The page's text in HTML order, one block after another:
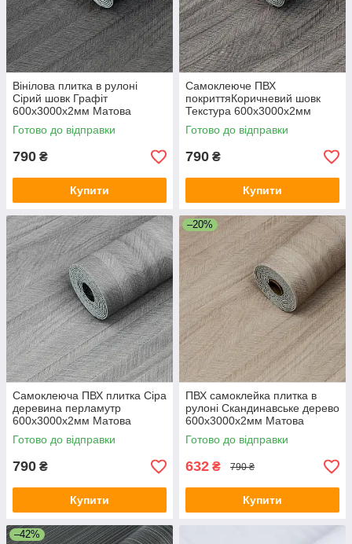
Вінілова плитка в рулоні
Сірий шовк Графіт
600х3000х2мм Матова
самоклеюча ПВХ декор стін
SW-00002025
Готово до відправки
790 ₴
Купити
Самоклеюче ПВХ
покриттяКоричневий шовк
Текстура 600х3000х2мм
Матова вінілова плитка для
стін SW-00002026
Готово до відправки
790 ₴
Купити
Самоклеюча ПВХ плитка Сіра
деревина перламутр
600х3000х2мм Матова
вініловий декор для стін SW-
00002027
Готово до відправки
790 ₴
Купити
–20%
ПВХ самоклейка плитка в
рулоні Скандинавське дерево
600х3000х2мм Матова
вініловий декор для стін SW-
00002028
Готово до відправки
632 ₴ 790 ₴
Купити
–42%